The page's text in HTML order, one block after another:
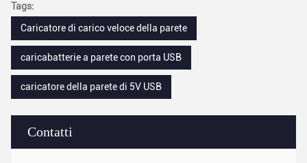
Contatti
Tags:
Caricatore di carico veloce della parete
caricabatterie a parete con porta USB
caricatore della parete di 5V USB